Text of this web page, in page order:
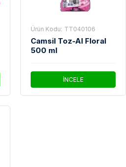
Ürün Kodu: TT040106
Camsil Toz-Al Floral
500 ml
İNCELE